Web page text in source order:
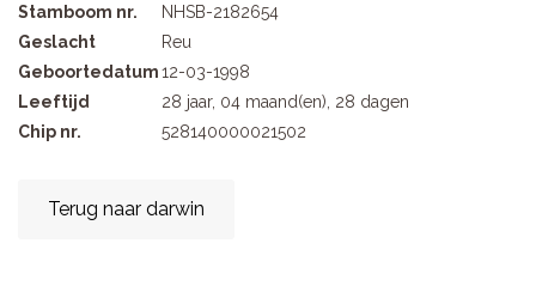
Stamboom nr.
NHSB-2182654
Geslacht
Reu
Geboortedatum12-03-1998
Leeftijd
28 jaar, 04 maand(en), 28 dagen
Chip nr.
528140000021502
Terug naar darwin